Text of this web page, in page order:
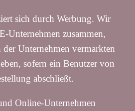
sich durch Werbung. Wir
Unternehmen zusammen,
Unternehmen vermarkten
sofern ein Benutzer von
abschließt.
Online-Unternehmen